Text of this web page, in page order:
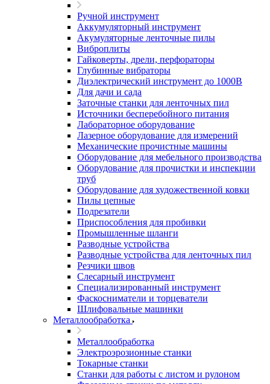
Ручной инструмент
Аккумуляторный инструмент
Акумуляторные ленточные пилы
Виброплиты
Гайковерты, дрели, перфораторы
Глубинные вибраторы
Диэлектрический инструмент до 1000В
Для дачи и сада
Заточные станки для ленточных пил
Источники бесперебойного питания
Лабораторное оборудование
Лазерное оборудование для измерений
Механические прочистные машины
Оборудование для мебельного производства
Оборудование для прочистки и инспекции
труб
Оборудование для художественной ковки
Пилы цепные
Подрезатели
Приспособления для пробивки
Промышленные шланги
Разводные устройства
Разводные устройства для ленточных пил
Резчики швов
Слесарный инструмент
Специализированный инструмент
Фаскосниматели и торцеватели
Шлифовальные машинки
Металлообработка
Металлообработка
Электроэрозионные станки
Токарные станки
Станки для работы с листом и рулоном